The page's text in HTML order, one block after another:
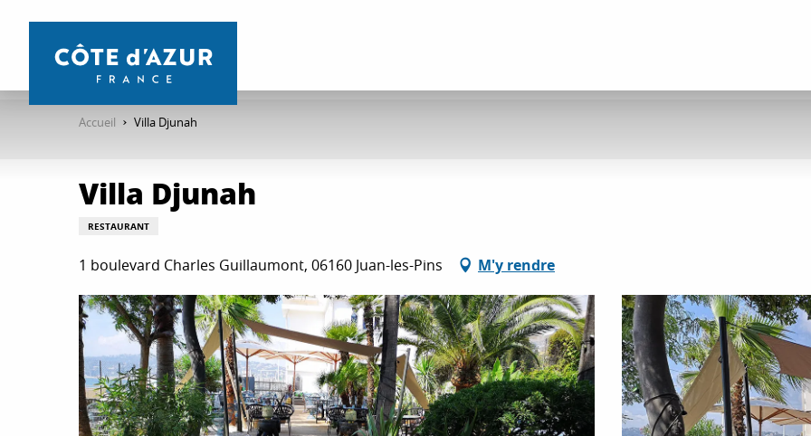
contenu
Accueil Villa Djunah
Villa Djunah
RESTAURANT
1 boulevard Charles Guillaumont, 06160 Juan-les-Pins M'y rendre